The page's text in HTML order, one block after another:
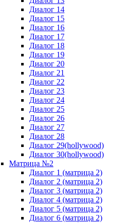
Диалог 14
Диалог 15
Диалог 16
Диалог 17
Диалог 18
Диалог 19
Диалог 20
Диалог 21
Диалог 22
Диалог 23
Диалог 24
Диалог 25
Диалог 26
Диалог 27
Диалог 28
Диалог 29(hollywood)
Диалог 30(hollywood)
Матрица №2
Диалог 1 (матрица 2)
Диалог 2 (матрица 2)
Диалог 3 (матрица 2)
Диалог 4 (матрица 2)
Диалог 5 (матрица 2)
Диалог 6 (матрица 2)